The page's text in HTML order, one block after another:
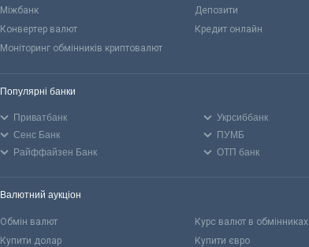
Міжбанк
Депозити
Конвертер валют
Кредит онлайн
Моніторинг обмінників криптовалют
Популярні банки
Приватбанк Укрсиббанк
Сенс Банк
ПУМБ
Райффайзен Банк
ОТП банк
Валютний аукціон
Обмін валют Курс валют в обмінниках
Купити долар
Купити євро